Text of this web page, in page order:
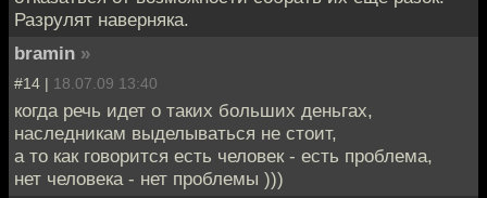
Разрулят наверняка.
bramin »
#14 | 18.07.09 13:40
когда речь идет о таких больших деньгах,
наследникам выделываться не стоит,
а то как говорится есть человек - есть проблема,
нет человека - нет проблемы )))